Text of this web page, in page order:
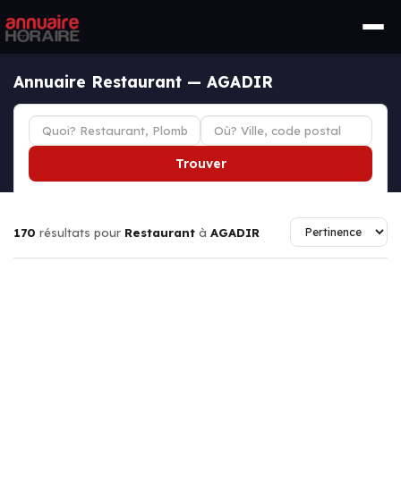
Annuaire Restaurant — AGADIR
Trouver
170 résultats pour Restaurant à AGADIR